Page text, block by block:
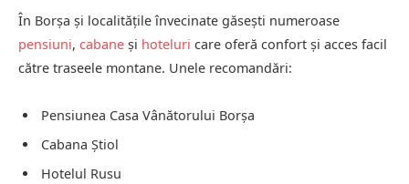
În Borșa și localitățile învecinate găsești numeroase
pensiuni, cabane și hoteluri care oferă confort și acces facil
către traseele montane. Unele recomandări:
Pensiunea Casa Vânătorului Borșa
Cabana Știol
Hotelul Rusu